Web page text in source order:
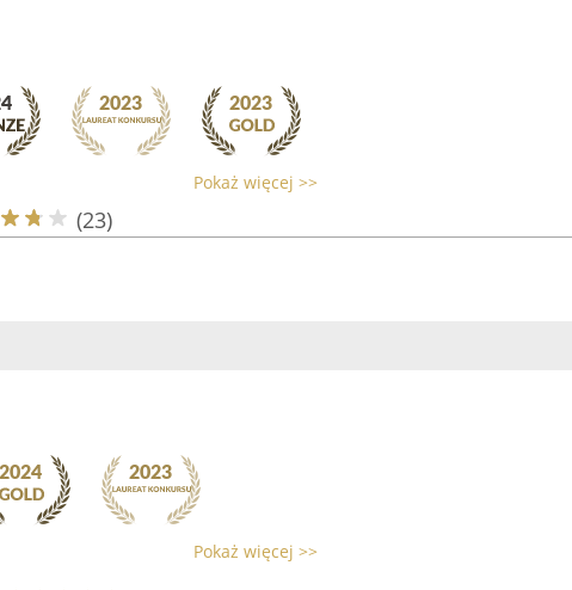
Pokaż więcej >>
(23)
Pokaż więcej >>